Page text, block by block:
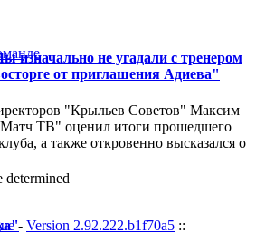
не угадали с тренером
от приглашения Адиева"
"Крыльев Советов" Максим
ТВ" оценил итоги прошедшего
а также откровенно высказался о
determined
- Version 2.92.222.b1f70a5 ::